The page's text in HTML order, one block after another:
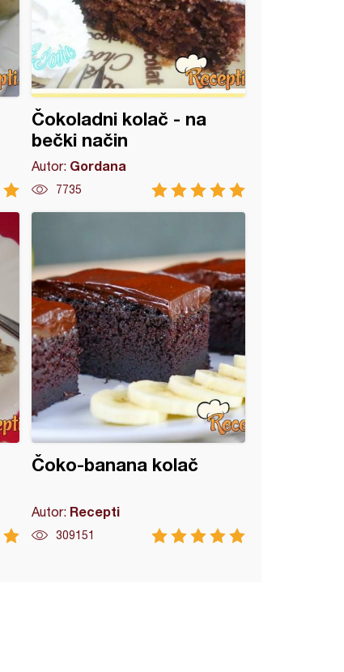
Čokoladni kolač - na
bečki način
Autor: Gordana
7735
Čoko-banana kolač
Autor: Recepti
309151